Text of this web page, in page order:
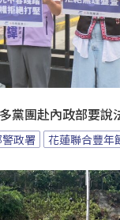
黨團赴內政部要說
政署 花蓮聯合豐年